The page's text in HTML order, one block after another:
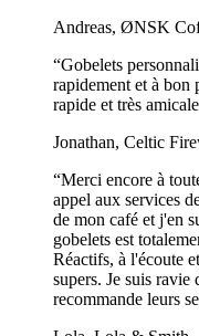
Vous avez besoin
gobelets en carton
Ils sont disponibles
compris 550 ml
impression en
disponibles. Ils sont
minute ou lorsque
rapidement.
Gobelets en
chaude
Pour ceux qui
de gamme, nos
solution idéale. Avec
gobelets sont idéaux
Andreas, ØNSK
“Gobelets
rapidement et à
rapide et très
Jonathan, Celtic
“Merci encore à
appel aux services
de mon café et j'en
gobelets est
Réactifs, à l'écoute
supers. Je suis ravie
recommande leurs